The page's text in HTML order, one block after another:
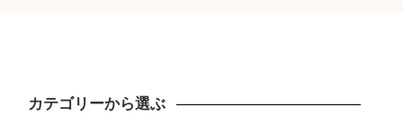
カテゴリーから選ぶ